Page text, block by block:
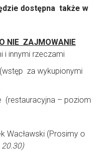
dostępna także w
NIE ZAJMOWANIE
i innymi rzeczami
(wstęp za wykupionymi
– poziom
Wacławski (Prosimy o
20.30)